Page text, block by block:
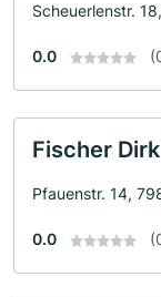
Scheuerlenstr.
0.0
Fischer
Pfauenstr. 14,
0.0